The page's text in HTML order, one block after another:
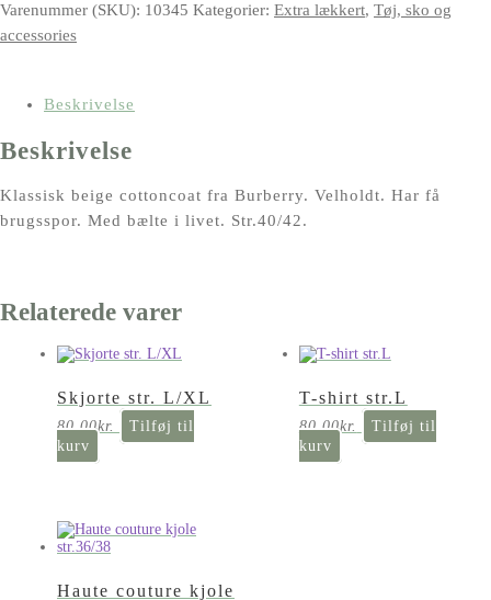
Varenummer (SKU): 10345 Kategorier: Extra lækkert, Tøj, sko og
accessories
Beskrivelse
Beskrivelse
Klassisk beige cottoncoat fra Burberry. Velholdt. Har få
brugsspor. Med bælte i livet. Str.40/42.
Relaterede varer
Skjorte str. L/XL
80,00kr.
Tilføj til
kurv
T-shirt str.L
80,00kr.
Tilføj til
kurv
Haute couture kjole